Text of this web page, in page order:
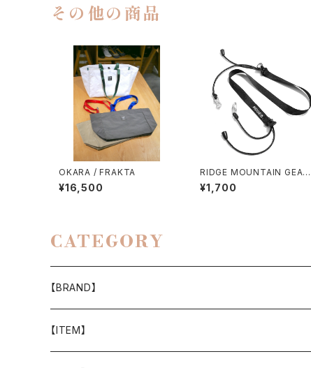
その他の商品
OKARA / FRAKTA
¥16,500
RIDGE MOUNTAIN GEAR /
SHOULDER STRAP TOU
GH
¥1,700
CATEGORY
【BRAND】
山と道
【ITEM】